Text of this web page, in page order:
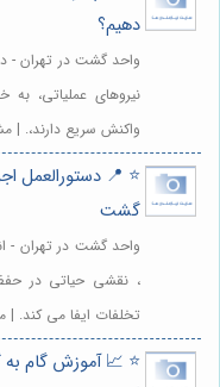
دهیم؟
واحد گشت در تهران -
نیروهای عملیاتی،
واکنش سریع دارند،. |
⭐️ 📍 دستورالعمل
گشت
واحد گشت در تهران -
، نقشی حیاتی در
تخلفات ایفا می کند. |
⭐️ 📈 آموزش گام